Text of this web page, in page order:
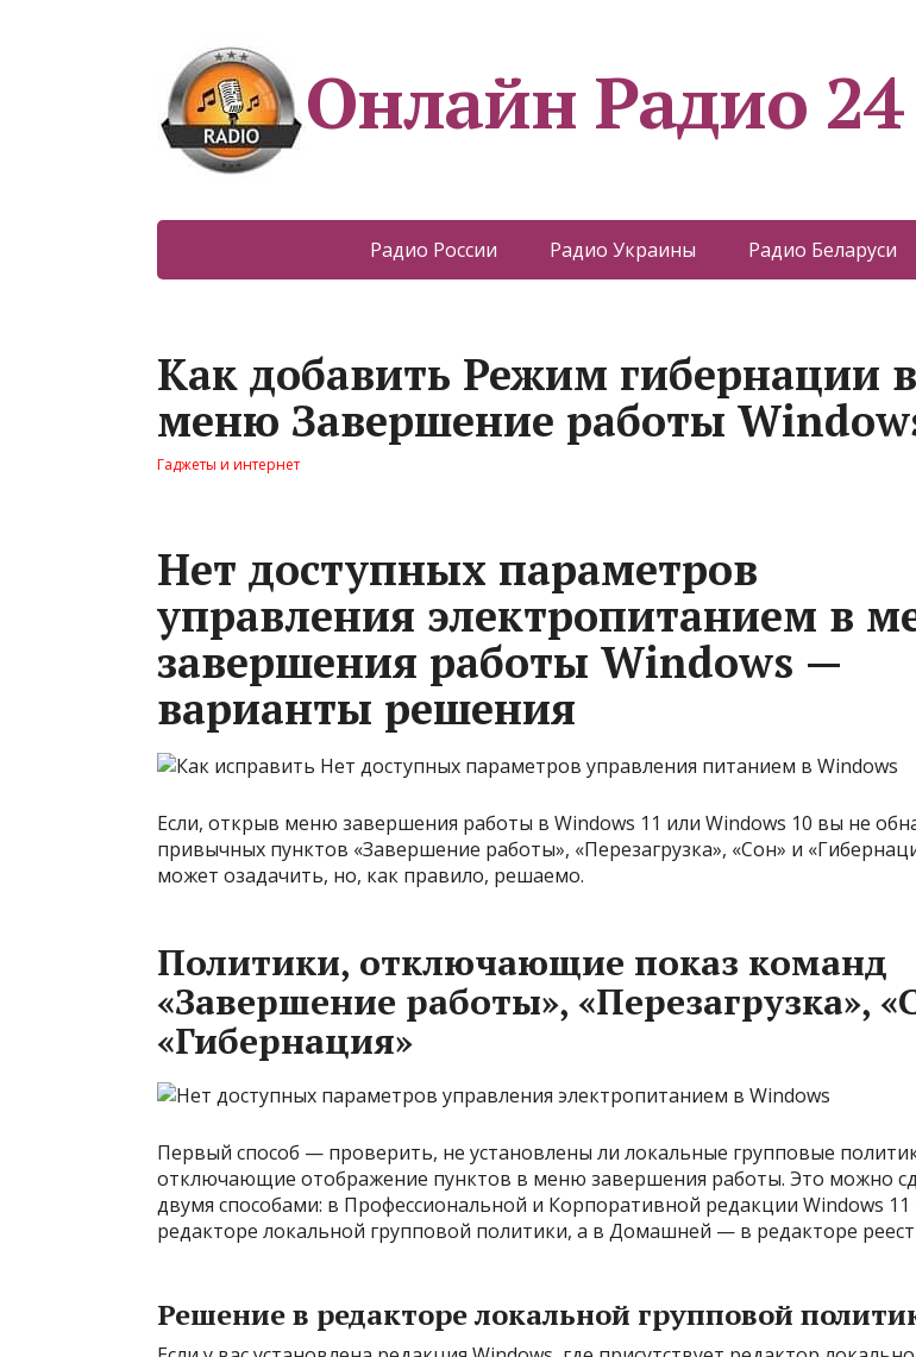
Онлайн Радио 24
Радио России Радио Украины Радио Беларуси
Как добавить Режим гибернации в
меню Завершение работы
Гаджеты и интернет
Нет доступных параметров
управления электропитанием в
завершения работы Windows —
варианты решения
Если, открыв меню завершения работы в Windows 11 или Windows 10 вы не
привычных пунктов «Завершение работы», «Перезагрузка», «Сон» и
может озадачить, но, как правило, решаемо.
Политики, отключающие показ команд
«Завершение работы», «Перезагрузка»,
«Гибернация»
Первый способ — проверить, не установлены ли локальные групповые
отключающие отображение пунктов в меню завершения работы. Это можно
двумя способами: в Профессиональной и Корпоративной редакции Windows
редакторе локальной групповой политики, а в Домашней — в редакторе
Решение в редакторе локальной групповой